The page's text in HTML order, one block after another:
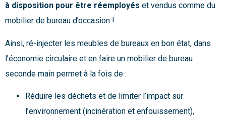
à disposition pour être réemployés et vendus comme du
mobilier de bureau d’occasion !
Ainsi, ré-injecter les meubles de bureaux en bon état, dans
l’économie circulaire et en faire un mobilier de bureau
seconde main permet à la fois de :
Réduire les déchets et de limiter l’impact sur
l’environnement (incinération et enfouissement),